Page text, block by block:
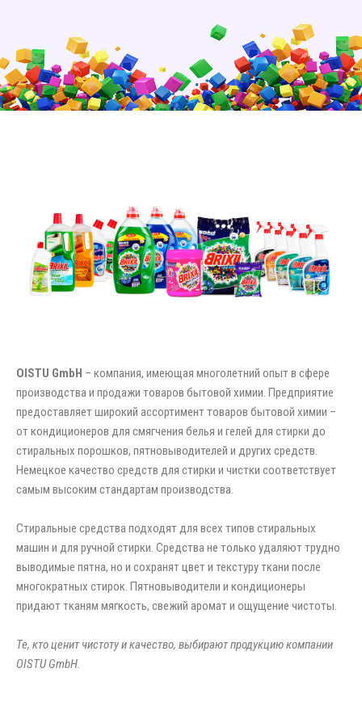
OISTU GmbH – компания, имеющая многолетний опыт в сфере
производства и продажи товаров бытовой химии. Предприятие
предоставляет широкий ассортимент товаров бытовой химии –
от кондиционеров для смягчения белья и гелей для стирки до
стиральных порошков, пятновыводителей и других средств.
Немецкое качество средств для стирки и чистки соответствует
самым высоким стандартам производства.
Стиральные средства подходят для всех типов стиральных
машин и для ручной стирки. Средства не только удаляют трудно
выводимые пятна, но и сохранят цвет и текстуру ткани после
многократных стирок. Пятновыводители и кондиционеры
придают тканям мягкость, свежий аромат и ощущение чистоты.
Те, кто ценит чистоту и качество, выбирают продукцию компании
OISTU GmbH.